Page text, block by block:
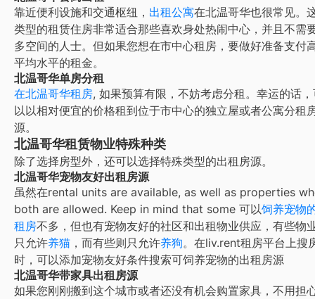
靠近便利设施和交通枢纽， 出租公寓在北温哥华也很常见。
类型的租赁住房非常适合那些喜欢身处热闹中心，并且不需
多空间的人士。但如果您想在市中心租房，要做好准备支付
平均水平的租金。
北温哥华单房分租
在北温哥华租房, 如果预算有限，不妨考虑分租。幸运的话
以以相对便宜的价格租到位于市中心的独立屋或者公寓分租
源。
北温哥华租赁物业特殊种类
除了选择房型外，还可以选择特殊类型的出租房源。
北温哥华宠物友好出租房源
虽然在rental units are available, as well as properties
both are allowed. Keep in mind that some 可以饲养宠物
租房不多，但也有宠物友好的社区和出租物业供应，有些物
只允许养猫 ，而有些则只允许养狗。在liv.rent租房平台上搜
时，可以添加宠物友好条件搜索可饲养宠物的出租房源
北温哥华带家具出租房源
如果您刚刚搬到这个城市或者还没有机会购置家具，不用担